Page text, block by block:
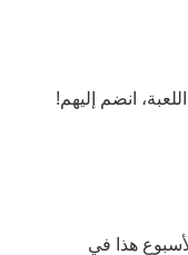
هذا في